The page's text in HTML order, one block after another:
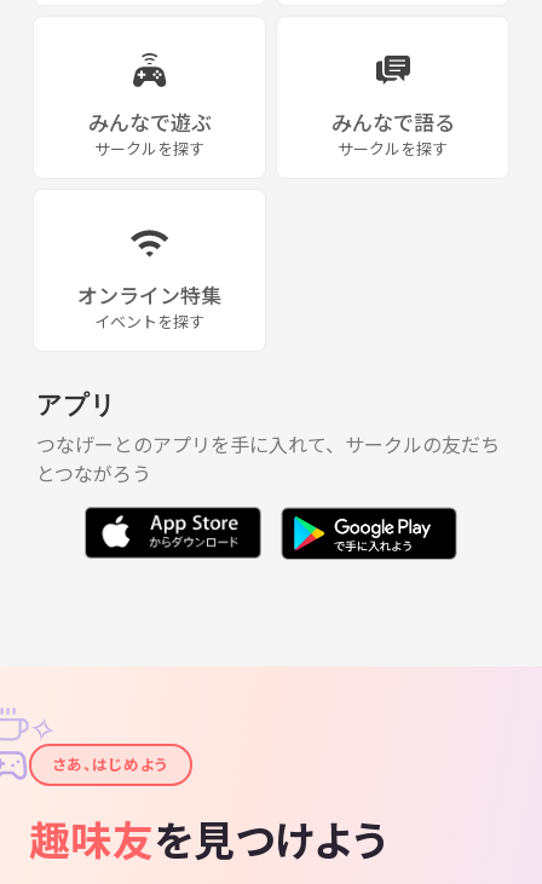
みんなで遊ぶ
サークルを探す
みんなで語る
サークルを探す
オンライン特集
イベントを探す
アプリ
つなげーとのアプリを手に入れて、サークルの友だち
とつながろう
✦
✧
さあ、はじめよう
趣味友を見つけよう